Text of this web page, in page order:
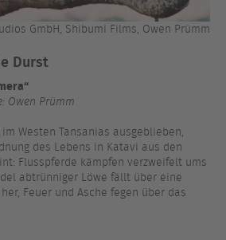
GmbH, Shibumi Films, Owen Prümm
Durst
Owen Prümm
Westen Tansanias ausgeblieben,
des Lebens in Katavi aus den
Flusspferde kämpfen verzweifelt ums
abtrünniger Löwe fällt über eine
Feuer und Asche fegen über das